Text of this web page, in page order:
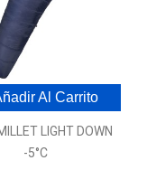
Al Carrito
LIGHT DOWN
-5°C